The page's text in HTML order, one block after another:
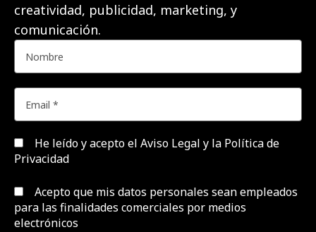
creatividad, publicidad, marketing, y
comunicación.
He leído y acepto el Aviso Legal y la Política de
Privacidad
Acepto que mis datos personales sean empleados
para las finalidades comerciales por medios
electrónicos